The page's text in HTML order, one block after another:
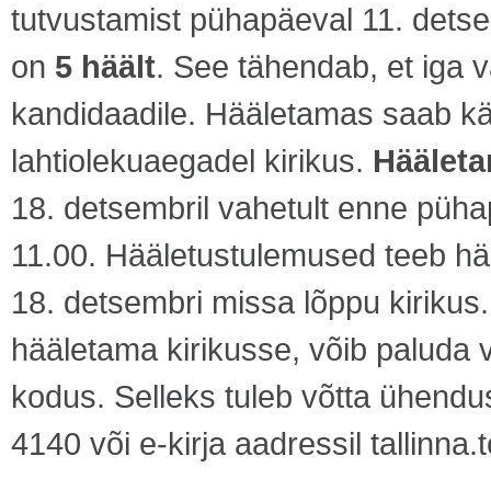
tutvustamist pühapäeval 11.
on 5 häält. See tähendab, et iga
kandidaadile. Hääletamas saab
lahtiolekuaegadel kirikus.
18. detsembril vahetult enne
11.00. Hääletustulemused teeb
18. detsembri missa lõppu
hääletama kirikusse, võib paluda
kodus. Selleks tuleb võtta
4140 või e-kirja aadressil